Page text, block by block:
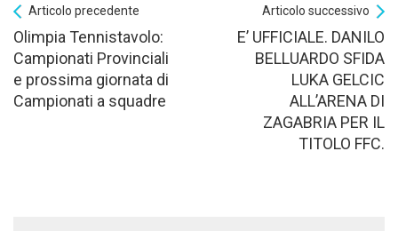
Articolo precedente
Olimpia Tennistavolo:
Campionati Provinciali
e prossima giornata di
Campionati a squadre
Articolo successivo
E’ UFFICIALE. DANILO
BELLUARDO SFIDA
LUKA GELCIC
ALL’ARENA DI
ZAGABRIA PER IL
TITOLO FFC.